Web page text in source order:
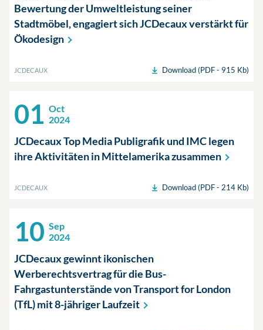
Bewertung der Umweltleistung seiner
Stadtmöbel, engagiert sich JCDecaux verstärkt für
Ökodesign
JCDECAUX Download (PDF - 915 Kb)
01 Oct
2024
JCDecaux Top Media Publigrafik und IMC legen
ihre Aktivitäten in Mittelamerikazusammen
JCDECAUX Download (PDF - 214 Kb)
10 Sep
2024
JCDecaux gewinnt ikonischen
Werberechtsvertrag für die Bus-
Fahrgastunterstände von Transport for London
(TfL) mit 8-jährigerLaufzeit